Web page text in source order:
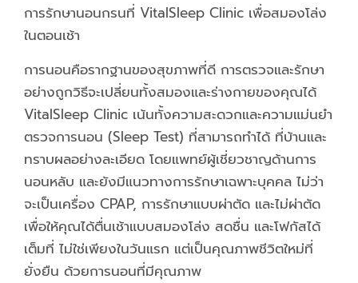
การรักษานอนกรนที่ VitalSleep Clinic เพื่อสมองโล่ง
ในตอนเช้า
การนอนคือรากฐานของสุขภาพที่ดี การตรวจและรักษา
อย่างถูกวิธีจะเปลี่ยนทั้งสมองและร่างกายของคุณได้
VitalSleep Clinic เน้นทั้งความสะดวกและความแม่นยำ
ตรวจการนอน (Sleep Test) ที่สามารถทำได้ ที่บ้านและ
ทราบผลอย่างละเอียด โดยแพทย์ผู้เชี่ยวชาญด้านการ
นอนหลับ และยังมีแนวทางการรักษาเฉพาะบุคคล ไม่ว่า
จะเป็นเครื่อง CPAP, การรักษาแบบผ่าตัด และไม่ผ่าตัด
เพื่อให้คุณได้ตื่นเช้าแบบสมองโล่ง สดชื่น และโฟกัสได้
เต็มที่ ไม่ใช่เพียงในวันแรก แต่เป็นคุณภาพชีวิตใหม่ที่
ยั่งยืน ด้วยการนอนที่มีคุณภาพ